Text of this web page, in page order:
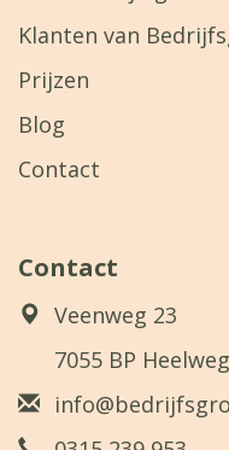
Klanten van
Prijzen
Blog
Contact
Contact
Veenweg 23
7055 BP Heelweg